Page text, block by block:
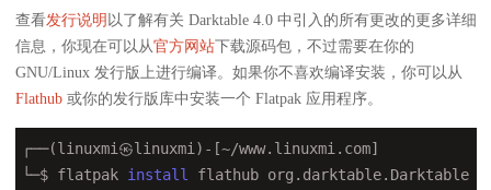
查看发行说明 以了解有关 Darktable 4.0 中引入的所有更改的更多详细
信息，你现在可以从官方网站下载源码包，不过需要在你的
GNU/Linux 发行版上进行编译。如果你不喜欢编译安装，你可以从
Flathub或你的发行版库中安装一个 Flatpak 应用程序。
┌──(linuxmi㉿linuxmi)-[~/www.linuxmi.com]
└─$ flatpak install flathub org.darktable.Darktable